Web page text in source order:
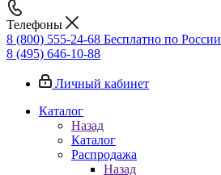
Телефоны
8 (800) 555-24-68 Бесплатно по России
8 (495) 646-10-88
Личный кабинет
Каталог
Назад
Каталог
Распродажа
Назад